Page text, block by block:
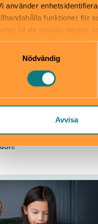
använder
funktioner för
till de sociala medier
med annan
Nödvändig
Avvisa
i lag, må bästa lag
arenan fullt utrustade
tekniken. Ni delas upp
och inväntar klockan.